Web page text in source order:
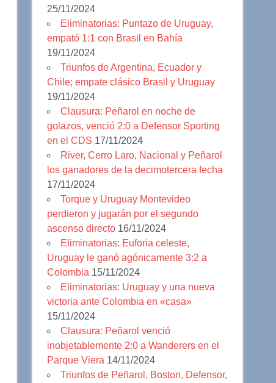
25/11/2024
Eliminatorias: Puntazo de Uruguay,
empató 1:1 con Brasil en Bahía
19/11/2024
Triunfos de Argentina, Ecuador y
Chile; empate clásico Brasil y Uruguay
19/11/2024
Clausura: Peñarol en noche de
golazos, venció 2:0 a Defensor Sporting
en el CDS 17/11/2024
River, Cerro Laro, Nacional y Peñarol
los ganadores de la decimotercera fecha
17/11/2024
Torque y Uruguay Montevideo
perdieron y jugarán por el segundo
ascenso directo 16/11/2024
Eliminatorias: Euforia celeste,
Uruguay le ganó agónicamente 3:2 a
Colombia 15/11/2024
Eliminatorias: Uruguay y una nueva
victoria ante Colombia en «casa»
15/11/2024
Clausura: Peñarol venció
inobjetablemente 2:0 a Wanderers en el
Parque Viera 14/11/2024
Triunfos de Peñarol, Boston, Defensor,